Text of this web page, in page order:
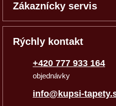
Zákaznícky servis
Rýchly kontakt
+420 777 933 164
objednávky
info@kupsi-